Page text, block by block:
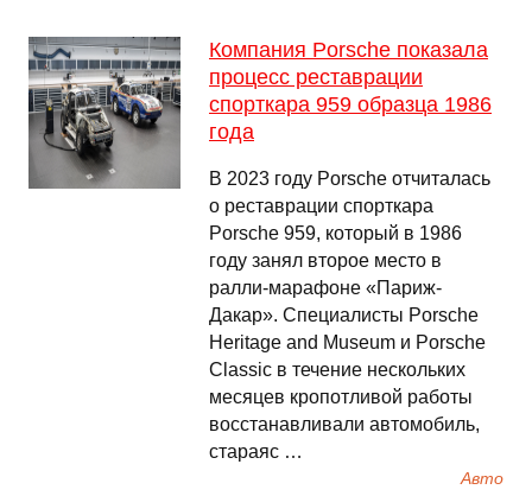
Компания Porsche показала
процесс реставрации
спорткара 959 образца 1986
года
В 2023 году Porsche отчиталась
о реставрации спорткара
Porsche 959, который в 1986
году занял второе место в
ралли-марафоне «Париж-
Дакар». Специалисты Porsche
Heritage and Museum и Porsche
Classic в течение нескольких
месяцев кропотливой работы
восстанавливали автомобиль,
стараяс …
Авто